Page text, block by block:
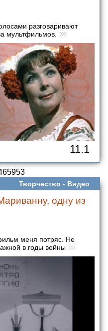
разговаривают
мультфильмов.
11.1
Творчество - Видео
одну из
меня потряс. Не
в годы войны